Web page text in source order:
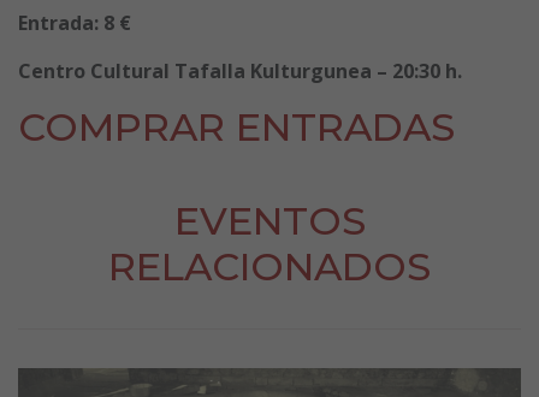
Entrada: 8 €
Centro Cultural Tafalla Kulturgunea – 20:30 h.
COMPRAR ENTRADAS
EVENTOS
RELACIONADOS